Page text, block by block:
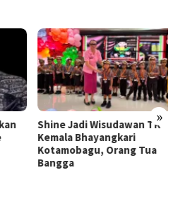
»
Shine Jadi Wisudawan TK
Kemala Bhayangkari
Kotamobagu, Orang Tua
Bangga